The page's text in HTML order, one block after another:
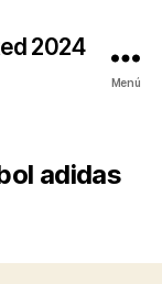
2024
Menú
adidas